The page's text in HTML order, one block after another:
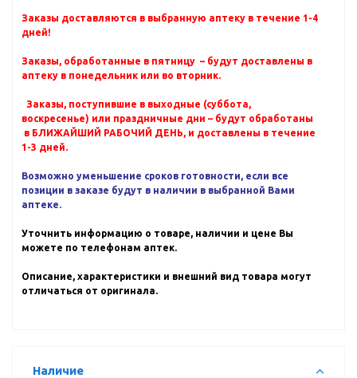
Заказы доставляются в выбранную аптеку в течение 1-4
дней!
Заказы, обработанные в пятницу – будут доставлены в
аптеку в понедельник или во вторник.
Заказы, поступившие в выходные (суббота,
воскресенье) или праздничные дни – будут обработаны
в БЛИЖАЙШИЙ РАБОЧИЙ ДЕНЬ, и доставлены в течение
1-3 дней.
Возможно уменьшение сроков готовности, если все
позиции в заказе будут в наличии в выбранной Вами
аптеке.
Уточнить информацию о товаре, наличии и цене Вы
можете по телефонам аптек.
Описание, характеристики и внешний вид товара могут
отличаться от оригинала.
Наличие